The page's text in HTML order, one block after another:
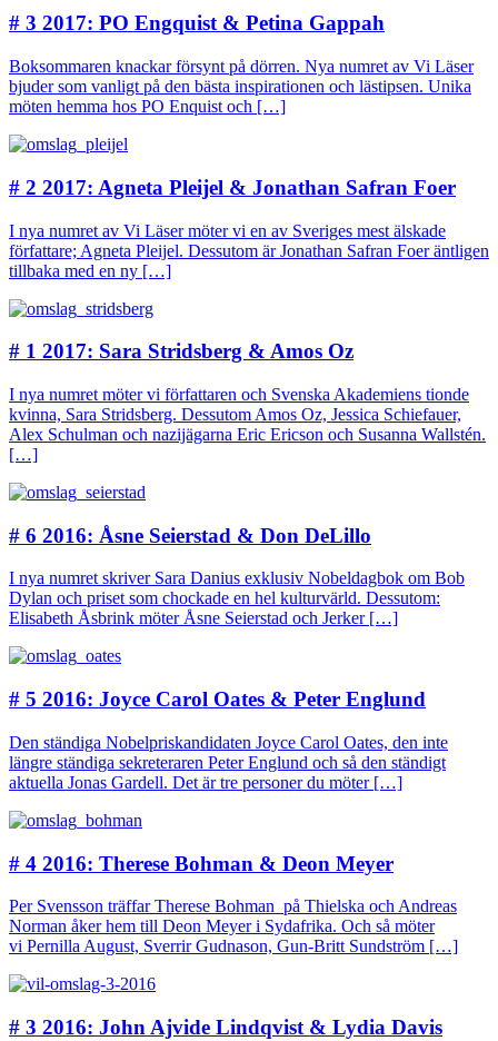
# 3 2017: PO Engquist & Petina Gappah
Boksommaren knackar försynt på dörren. Nya numret av Vi Läser
bjuder som vanligt på den bästa inspirationen och lästipsen. Unika
möten hemma hos PO Enquist och […]
# 2 2017: Agneta Pleijel & Jonathan Safran Foer
I nya numret av Vi Läser möter vi en av Sveriges mest älskade
författare; Agneta Pleijel. Dessutom är Jonathan Safran Foer äntligen
tillbaka med en ny […]
# 1 2017: Sara Stridsberg & Amos Oz
I nya numret möter vi författaren och Svenska Akademiens tionde
kvinna, Sara Stridsberg. Dessutom Amos Oz, Jessica Schiefauer,
Alex Schulman och nazijägarna Eric Ericson och Susanna Wallstén.
[…]
# 6 2016: Åsne Seierstad & Don DeLillo
I nya numret skriver Sara Danius exklusiv Nobeldagbok om Bob
Dylan och priset som chockade en hel kulturvärld. Dessutom:
Elisabeth Åsbrink möter Åsne Seierstad och Jerker […]
# 5 2016: Joyce Carol Oates & Peter Englund
Den ständiga Nobelpriskandidaten Joyce Carol Oates, den inte
längre ständiga sekreteraren Peter Englund och så den ständigt
aktuella Jonas Gardell. Det är tre personer du möter […]
# 4 2016: Therese Bohman & Deon Meyer
Per Svensson träffar Therese Bohman på Thielska och Andreas
Norman åker hem till Deon Meyer i Sydafrika. Och så möter
vi Pernilla August, Sverrir Gudnason, Gun-Britt Sundström […]
# 3 2016: John Ajvide Lindqvist & Lydia Davis